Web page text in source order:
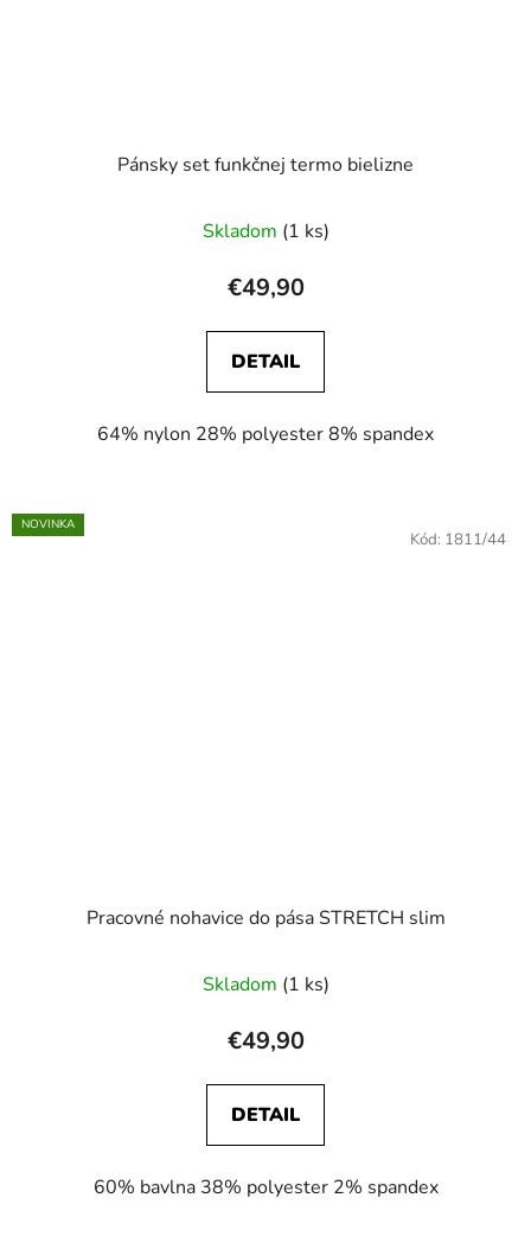
Pánsky set funkčnej termo bielizne
Skladom (1 ks)
€49,90
DETAIL
64% nylon 28% polyester 8% spandex
NOVINKA
Pracovné nohavice do pása STRETCH slim
Skladom (1 ks)
€49,90
DETAIL
60% bavlna 38% polyester 2% spandex
Kód: 1811/44